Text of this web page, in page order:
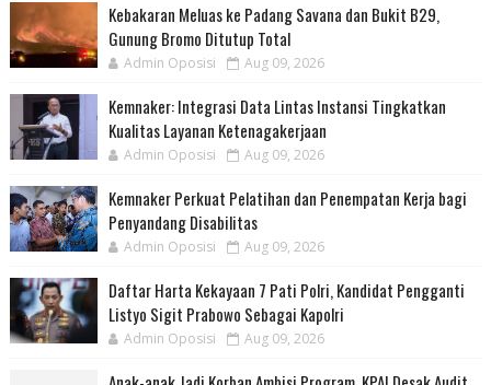
Kebakaran Meluas ke Padang Savana dan Bukit B29,
Gunung Bromo Ditutup Total
Admin Oposisi Aug 09, 2026
Kemnaker: Integrasi Data Lintas Instansi Tingkatkan
Kualitas Layanan Ketenagakerjaan
Admin Oposisi Aug 09, 2026
Kemnaker Perkuat Pelatihan dan Penempatan Kerja bagi
Penyandang Disabilitas
Admin Oposisi Aug 09, 2026
Daftar Harta Kekayaan 7 Pati Polri, Kandidat Pengganti
Listyo Sigit Prabowo Sebagai Kapolri
Admin Oposisi Aug 09, 2026